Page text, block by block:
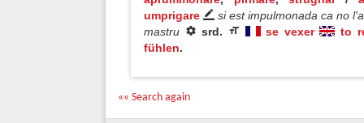
umprigare
si est impulmonada ca no
mastru
srd. se vexer
to
fühlen.
«« Search again